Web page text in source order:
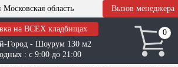
область Вызов менеджера
на ВСЕХ кладбищах
Город - Шоурум 130 м2
: с 9:00 до 21:00
0
0